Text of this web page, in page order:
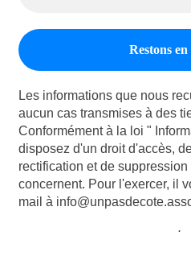
Les informations que nous
aucun cas transmises à des
Conformément à la loi "
disposez d'un droit d'accès,
rectification et de
concernent. Pour l'exercer, il
mail à
.